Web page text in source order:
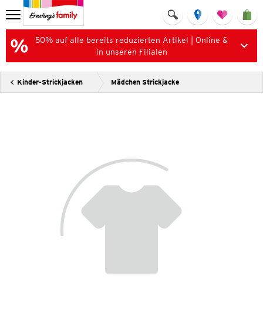
50% auf alle bereits reduzierten Artikel | Online &
in unseren Filialen
Kinder-Strickjacken Mädchen Strickjacke